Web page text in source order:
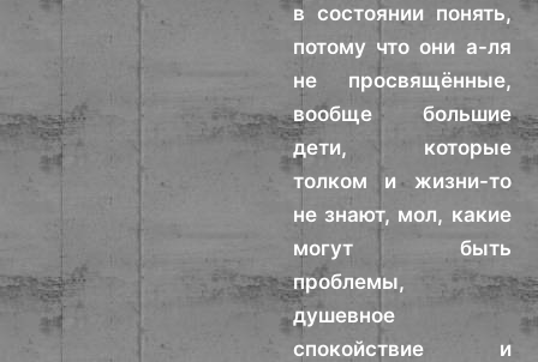
в состоянии понять,
потому что они а-ля
не просвящённые,
вообще большие
дети, которые
толком и жизни-то
не знают, мол, какие
могут быть
проблемы,
душевное
спокойствие и